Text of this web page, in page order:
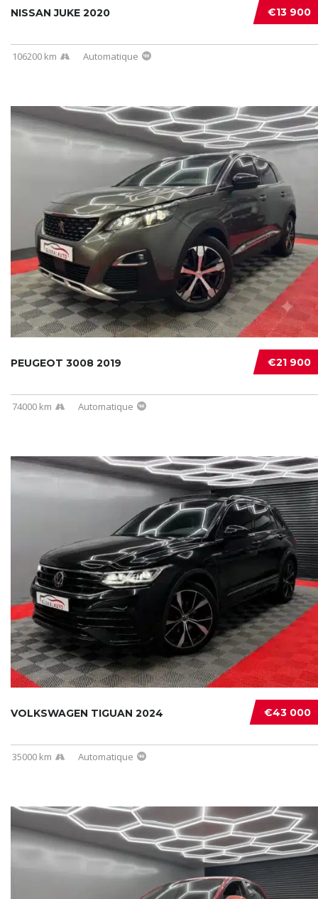
€13 900
NISSAN JUKE 2020
106200 km Automatique
€21 900
PEUGEOT 3008 2019
74000 km Automatique
€43 000
VOLKSWAGEN TIGUAN 2024
35000 km Automatique